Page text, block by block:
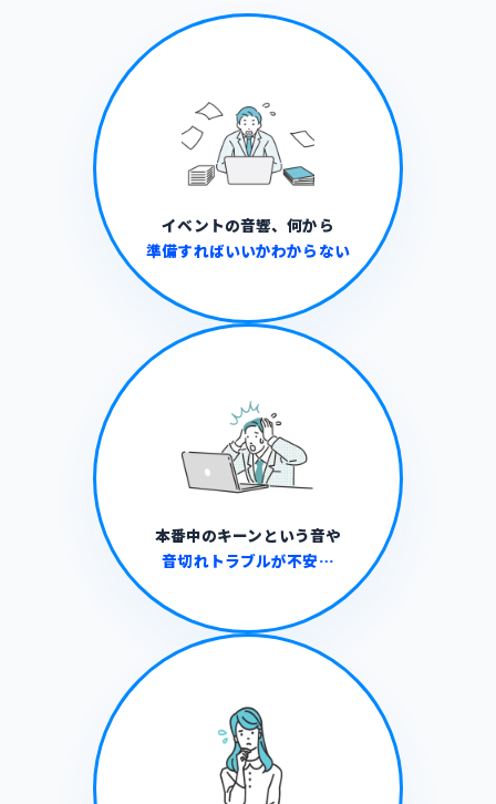
イベントの音響、何から
準備すればいいかわからない
本番中のキーンという音や
音切れトラブルが不安…